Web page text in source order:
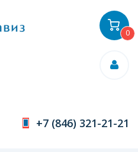
+7 (846) 321-21-21
0